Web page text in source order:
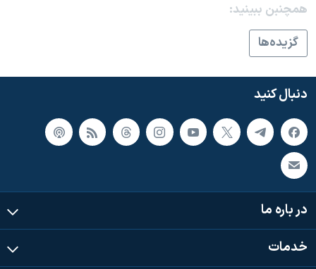
همایش محافظه‌کاران آمریکا «سی‌پک»
صفحه‌های ویژه
سفر پرزیدنت ترامپ به چین
همچنبن ببینید:
گزيده‌ها
دنبال کنید
در باره ما
خدمات